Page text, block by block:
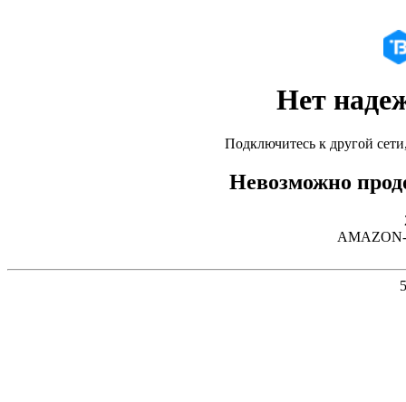
Нет
Подключитесь к другой
Невозможно
AMAZON-